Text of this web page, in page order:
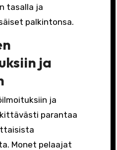
tasalla ja
palkintonsa.
ja
ja
parantaa
Monet pelaajat